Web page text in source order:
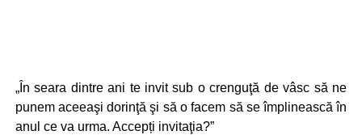
„În seara dintre ani te invit sub o crenguţă de vâsc să ne
punem aceeaşi dorinţă şi să o facem să se împlinească în
anul ce va urma. Accepți invitaţia?”